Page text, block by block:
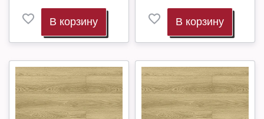
В корзину В корзину